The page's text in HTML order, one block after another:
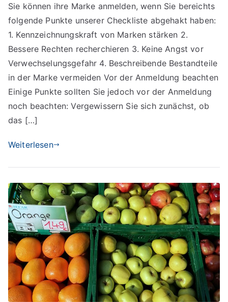
anmelden
–
ab
ins
Markenregister
Sie können ihre Marke anmelden, wenn Sie bereichts
folgende Punkte unserer Checkliste abgehakt haben:
1. Kennzeichnungskraft von Marken stärken 2.
Bessere Rechten recherchieren 3. Keine Angst vor
Verwechselungsgefahr 4. Beschreibende Bestandteile
in der Marke vermeiden Vor der Anmeldung beachten
Einige Punkte sollten Sie jedoch vor der Anmeldung
noch beachten: Vergewissern Sie sich zunächst, ob
das […]
Weiterlesen